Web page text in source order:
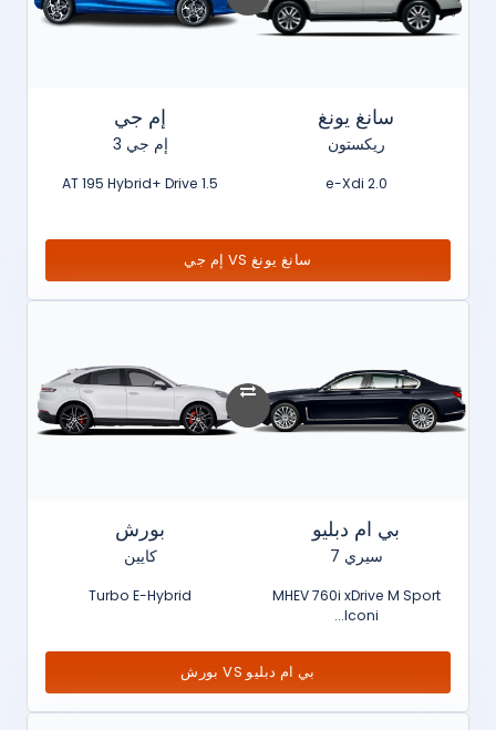
سانغ يونغ
ريكستون
2.0 e-Xdi
إم جي
إم جي 3
1.5 AT 195 Hybrid+ Drive
سانغ يونغ VS إم جي
بي ام دبليو
سيري 7
MHEV 760i xDrive M Sport
Iconi...
بورش
كايين
Turbo E-Hybrid
بي ام دبليو VS بورش